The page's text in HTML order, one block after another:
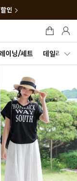
인
이닝/세트 데일리세트